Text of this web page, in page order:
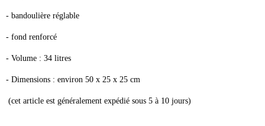
- bandoulière réglable
- fond renforcé
- Volume : 34 litres
- Dimensions : environ 50 x 25 x 25 cm
(cet article est généralement expédié sous 5 à 10 jours)